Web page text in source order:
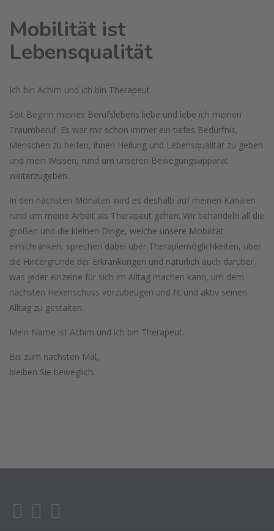
Mobilität ist
Lebensqualität
Ich bin Achim und ich bin Therapeut.
Seit Beginn meines Berufslebens liebe und lebe ich meinen
Traumberuf. Es war mir schon immer ein tiefes Bedürfnis,
Menschen zu helfen, ihnen Heilung und Lebensqualität zu geben
und mein Wissen, rund um unseren Bewegungsapparat
weiterzugeben.
In den nächsten Monaten wird es deshalb auf meinen Kanälen
rund um meine Arbeit als Therapeut gehen. Wir behandeln all die
großen und die kleinen Dinge, welche unsere Mobilität
einschränken, sprechen dabei über Therapiemöglichkeiten, über
die Hintergründe der Erkrankungen und natürlich auch darüber,
was jeder einzelne für sich im Alltag machen kann, um dem
nächsten Hexenschuss vorzubeugen und fit und aktiv seinen
Alltag zu gestalten.
Mein Name ist Achim und ich bin Therapeut.
Bis zum nächsten Mal,
bleiben Sie beweglich.